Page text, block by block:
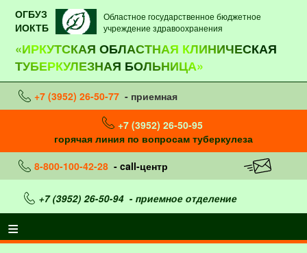
ОГБУЗ
ИОКТБ
Областное государственное бюджетное
учреждение здравоохранения
«ИРКУТСКАЯ ОБЛАСТНАЯ КЛИНИЧЕСКАЯ
ТУБЕРКУЛЕЗНАЯ БОЛЬНИЦА»
+7 (3952) 26-50-77 - приемная
+7 (3952) 26-50-95
горячая линия по вопросам туберкулеза
8-800-100-42-28 - call-центр
+7 (3952) 26-50-94- приемное отделение